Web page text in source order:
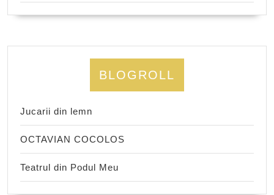
BLOGROLL
Jucarii din lemn
OCTAVIAN COCOLOS
Teatrul din Podul Meu